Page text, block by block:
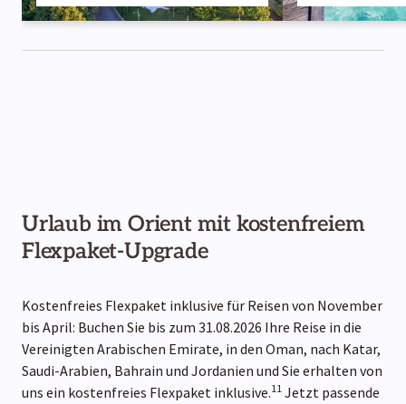
Urlaub im Orient mit kostenfreiem
Flexpaket-Upgrade
Kostenfreies Flexpaket inklusive für Reisen von November
bis April: Buchen Sie bis zum 31.08.2026 Ihre Reise in die
Vereinigten Arabischen Emirate, in den Oman, nach Katar,
Saudi-Arabien, Bahrain und Jordanien und Sie erhalten von
uns ein kostenfreies Flexpaket inklusive.11 Jetzt passende